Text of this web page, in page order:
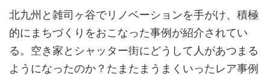
北九州と雑司ヶ谷でリノベーションを手がけ、積極
的にまちづくりをおこなった事例が紹介されてい
る。空き家とシャッター街にどうして人があつまる
ようになったのか？たまたまうまくいったレア事例